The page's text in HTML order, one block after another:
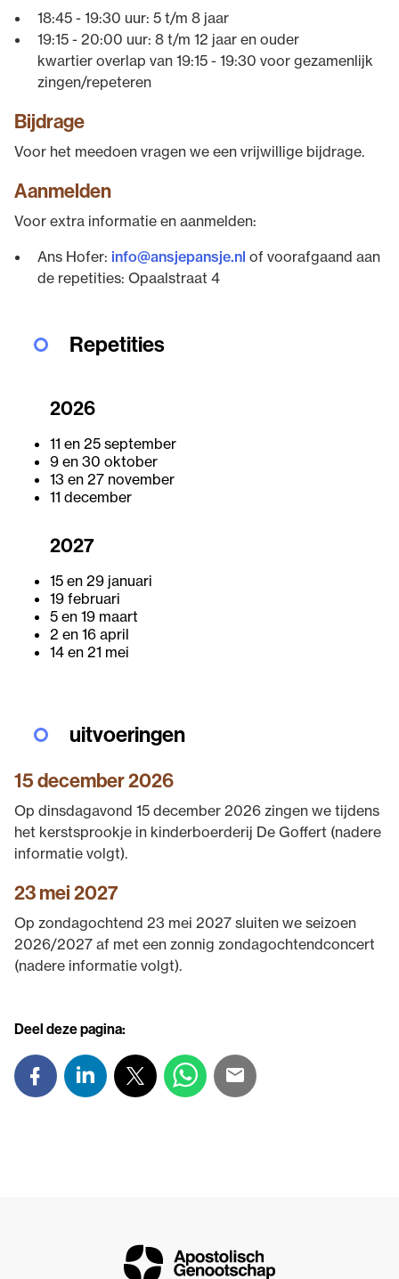
18:45 - 19:30 uur: 5 t/m 8 jaar
19:15 - 20:00 uur: 8 t/m 12 jaar en ouder
kwartier overlap van 19:15 - 19:30 voor gezamenlijk
zingen/repeteren
Bijdrage
Voor het meedoen vragen we een vrijwillige bijdrage.
Aanmelden
Voor extra informatie en aanmelden:
Ans Hofer: info@ansjepansje.nl of voorafgaand aan
de repetities: Opaalstraat 4
Repetities
2026
11 en 25 september
9 en 30 oktober
13 en 27 november
11 december
2027
15 en 29 januari
19 februari
5 en 19 maart
2 en 16 april
14 en 21 mei
uitvoeringen
15 december 2026
Op dinsdagavond 15 december 2026 zingen we tijdens
het kerstsprookje in kinderboerderij De Goffert (nadere
informatie volgt).
23 mei 2027
Op zondagochtend 23 mei 2027 sluiten we seizoen
2026/2027 af met een zonnig zondagochtendconcert
(nadere informatie volgt).
Deel deze pagina: